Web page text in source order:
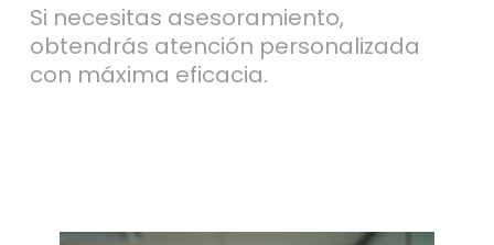
Si necesitas asesoramiento,
obtendrás atención personalizada
con máxima eficacia.